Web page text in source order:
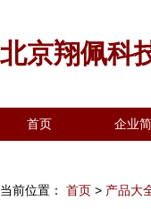
北京翔佩科
首页 企业
当前位置： 首页 > 产品大